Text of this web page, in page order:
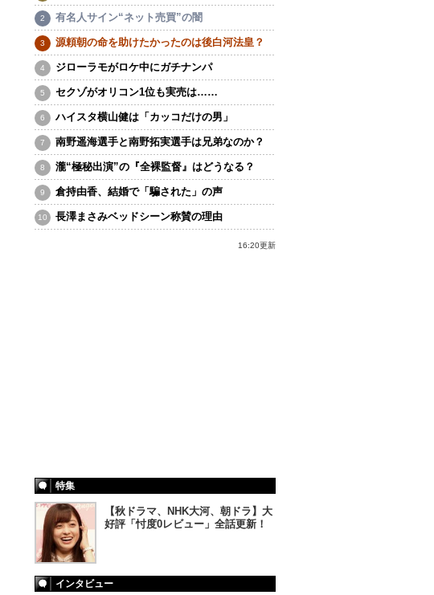
有名人サイン“ネット売買”の闇
源頼朝の命を助けたかったのは後白河法皇？
ジローラモがロケ中にガチナンパ
セクゾがオリコン1位も実売は……
ハイスタ横山健は「カッコだけの男」
南野遥海選手と南野拓実選手は兄弟なのか？
瀧“極秘出演”の『全裸監督』はどうなる？
倉持由香、結婚で「騙された」の声
長澤まさみベッドシーン称賛の理由
16:20更新
特集
【秋ドラマ、NHK大河、朝ドラ】大
好評「忖度0レビュー」全話更新！
インタビュー